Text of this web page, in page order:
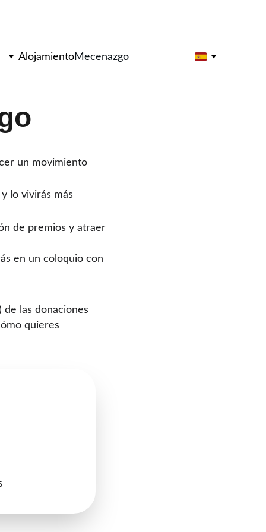
AlojamientoMecenazgo
un movimiento
lo vivirás más
de premios y atraer
en un coloquio con
de las donaciones
quieres